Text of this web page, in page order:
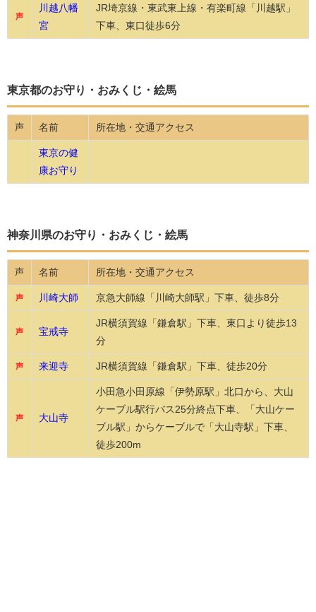
声
川越八幡
宮
JR埼京線・東武東上線・有楽町線「川越駅」
下車、東口徒歩6分
東京都のお守り・おみくじ・絵馬
声 名前 所在地・交通アクセス
東京の健
康お守り
神奈川県のお守り・おみくじ・絵馬
声 名前 所在地・交通アクセス
声 川崎大師 京急大師線「川崎大師駅」下車、徒歩8分
声 宝戒寺
JR横須賀線「鎌倉駅」下車、東口より徒歩13
分
声 来迎寺 JR横須賀線「鎌倉駅」下車、徒歩20分
声 大山寺
小田急小田原線「伊勢原駅」北口から、大山
ケーブル駅行バス25分終点下車、「大山ケー
ブル駅」からケーブルで「大山寺駅」下車、
徒歩200m